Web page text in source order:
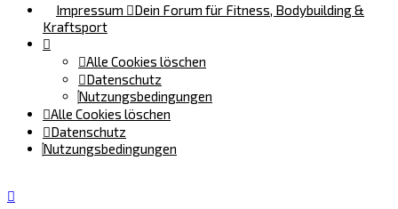
Impressum
Dein Forum für Fitness, Bodybuilding &
Kraftsport
Alle Cookies löschen
Datenschutz
Nutzungsbedingungen
Alle Cookies löschen
Datenschutz
Nutzungsbedingungen